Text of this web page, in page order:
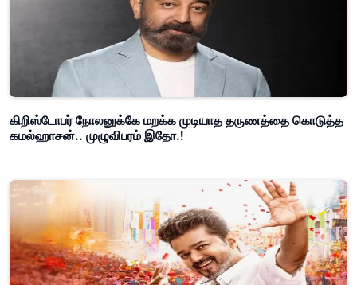
கிறிஸ்டோபர் நோலனுக்கே மறக்க முடியாத தருணத்தை கொடுத்த
கமல்ஹாசன்.. முழுவிபரம் இதோ.!